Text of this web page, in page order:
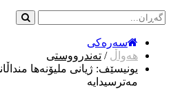
سەرەکی
هەواڵ / تەندرووستی
یونیسێف: ژیانی ملیۆنەها
مەترسیدایە